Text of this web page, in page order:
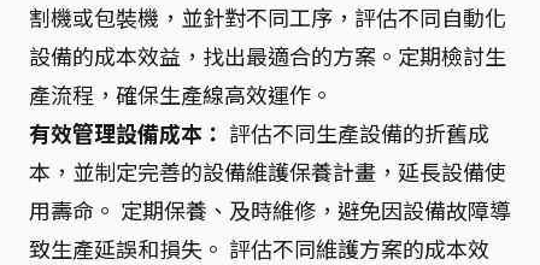
割機或包裝機，並針對不同工序，評估不同自動化
設備的成本效益，找出最適合的方案。定期檢討生
產流程，確保生產線高效運作。
有效管理設備成本： 評估不同生產設備的折舊成
本，並制定完善的設備維護保養計畫，延長設備使
用壽命。 定期保養、及時維修，避免因設備故障導
致生產延誤和損失。 評估不同維護方案的成本效